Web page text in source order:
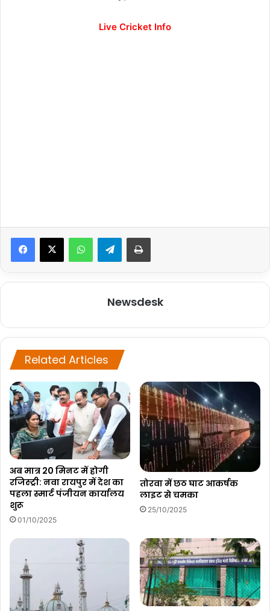
Live Cricket Info
Telegram
Newsdesk
Related Articles
अब मात्र 20 मिनट में होगी
रजिस्ट्री: नवा रायपुर में देश का
पहला स्मार्ट पंजीयन कार्यालय
शुरू
01/10/2025
तोरवा में छठ घाट आकर्षक
लाइट से चमका
25/10/2025